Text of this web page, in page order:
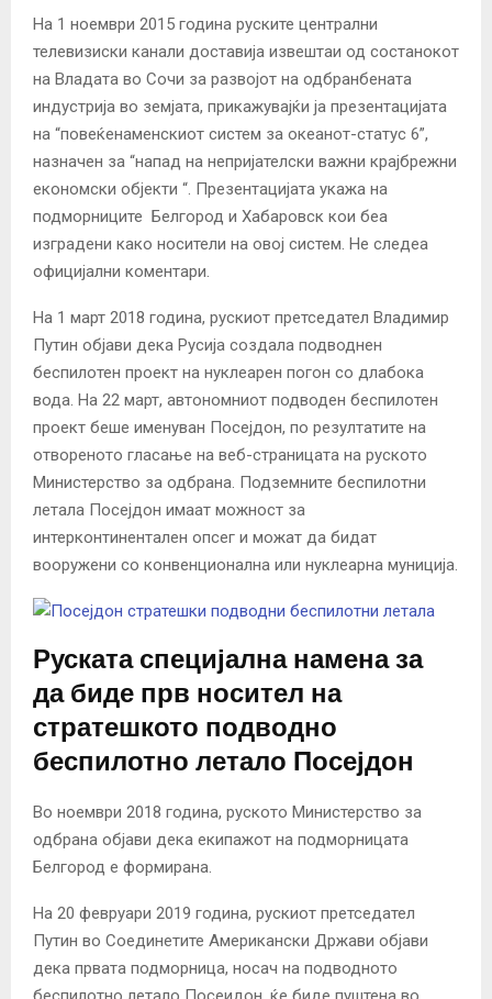
На 1 ноември 2015 година руските централни
телевизиски канали доставија извештаи од состанокот
на Владата во Сочи за развојот на одбранбената
индустрија во земјата, прикажувајќи ја презентацијата
на “повеќенаменскиот систем за океанот-статус 6”,
назначен за “напад на непријателски важни крајбрежни
економски објекти “. Презентацијата укажа на
подморниците Белгород и Хабаровск кои беа
изградени како носители на овој систем. Не следеа
официјални коментари.
На 1 март 2018 година, рускиот претседател Владимир
Путин објави дека Русија создала подводнен
беспилотен проект на нуклеарен погон со длабока
вода. На 22 март, автономниот подводен беспилотен
проект беше именуван Посејдон, по резултатите на
отвореното гласање на веб-страницата на руското
Министерство за одбрана. Подземните беспилотни
летала Посејдон имаат можност за
интерконтинентален опсег и можат да бидат
вооружени со конвенционална или нуклеарна муниција.
Руската специјална намена за
да биде прв носител на
стратешкото подводно
беспилотно летало Посејдон
Во ноември 2018 година, руското Министерство за
одбрана објави дека екипажот на подморницата
Белгород е формирана.
На 20 февруари 2019 година, рускиот претседател
Путин во Соединетите Американски Држави објави
дека првата подморница, носач на подводното